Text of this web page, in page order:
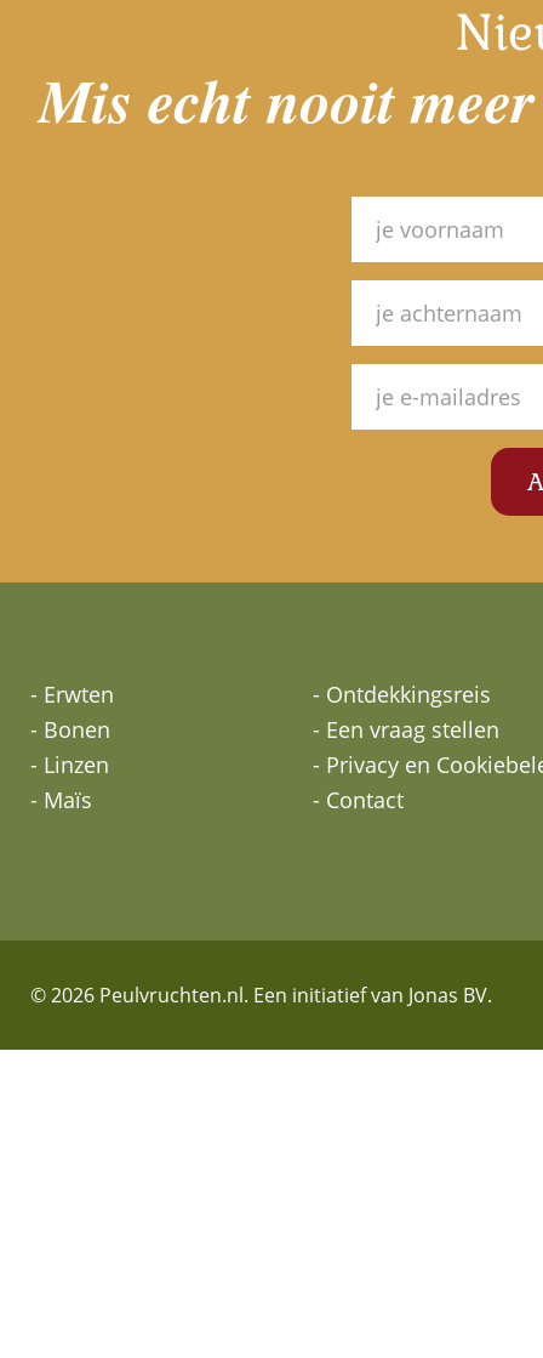
Mis echt nooit
- Erwten
- Bonen
- Linzen
- Maïs
- Ontdekkingsreis
- Een vraag stellen
- Privacy en
- Contact
© 2026 Peulvruchten.nl. Een initiatief van Jonas BV.